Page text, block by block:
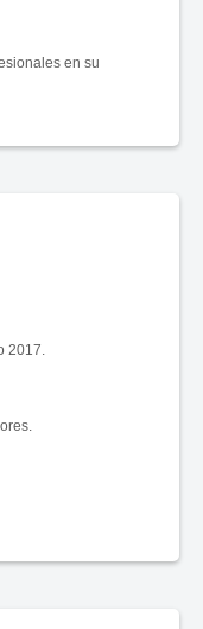
en su
2017.